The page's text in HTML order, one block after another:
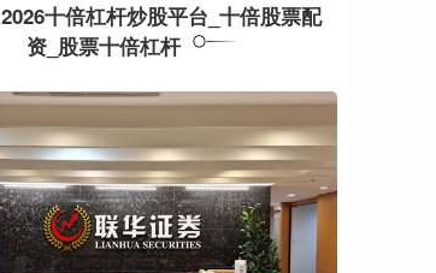
2026十倍杠杆炒股平台_十倍股票配
资_股票十倍杠杆